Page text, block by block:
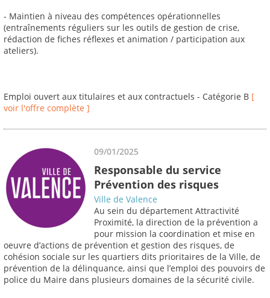
- Maintien à niveau des compétences opérationnelles
(entraînements réguliers sur les outils de gestion de crise,
rédaction de fiches réflexes et animation / participation aux
ateliers).
Emploi ouvert aux titulaires et aux contractuels - Catégorie B [
voir l'offre complète ]
09/01/2025
Responsable du service
Prévention des risques
Ville de Valence
Au sein du département Attractivité
Proximité, la direction de la prévention a
pour mission la coordination et mise en
oeuvre d’actions de prévention et gestion des risques, de
cohésion sociale sur les quartiers dits prioritaires de la Ville, de
prévention de la délinquance, ainsi que l’emploi des pouvoirs de
police du Maire dans plusieurs domaines de la sécurité civile.